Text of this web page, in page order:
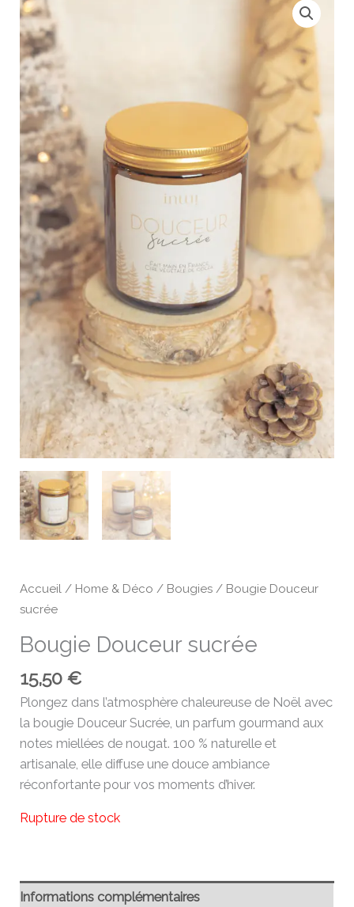
Accueil / Home & Déco / Bougies / Bougie Douceur
sucrée
Bougie Douceur sucrée
15,50€
Plongez dans l’atmosphère chaleureuse de Noël avec
la bougie Douceur Sucrée, un parfum gourmand aux
notes miellées de nougat. 100 % naturelle et
artisanale, elle diffuse une douce ambiance
réconfortante pour vos moments d’hiver.
Rupture de stock
Informations complémentaires